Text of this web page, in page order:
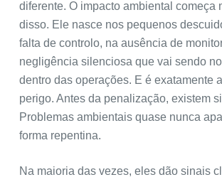
e
ú
d
o
diferente. O impacto ambiental começa
disso. Ele nasce nos pequenos
falta de controlo, na ausência de
negligência silenciosa que vai sendo
dentro das operações. E é exatamente
perigo. Antes da penalização, existem
Problemas ambientais quase nunca
forma repentina.
Na maioria das vezes, eles dão sinais